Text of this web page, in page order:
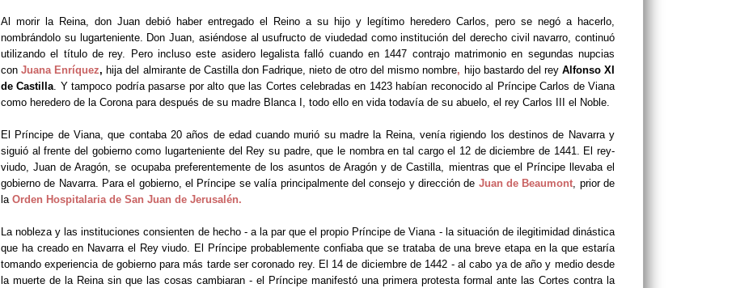
Al morir la Reina, don Juan debió haber entregado el Reino a su hijo y legítimo heredero Carlos, pero se negó a hacerlo,
nombrándolo su lugarteniente. Don Juan, asiéndose al usufructo de viudedad como institución del derecho civil navarro, continuó
utilizando el título de rey. Pero incluso este asidero legalista falló cuando en 1447 contrajo matrimonio en segundas nupcias
conJuana Enríquez, hija del almirante de Castilla don Fadrique, nieto de otro del mismo nombre, hijo bastardo del rey Alfonso XI
de Castilla. Y tampoco podría pasarse por alto que las Cortes celebradas en 1423 habían reconocido al Príncipe Carlos de Viana
como heredero de la Corona para después de su madre Blanca I, todo ello en vida todavía de su abuelo, el rey Carlos III el Noble.
El Príncipe de Viana, que contaba 20 años de edad cuando murió su madre la Reina, venía rigiendo los destinos de Navarra y
siguió al frente del gobierno como lugarteniente del Rey su padre, que le nombra en tal cargo el 12 de diciembre de 1441. El rey-
viudo, Juan de Aragón, se ocupaba preferentemente de los asuntos de Aragón y de Castilla, mientras que el Príncipe llevaba el
gobierno de Navarra. Para el gobierno, el Príncipe se valía principalmente del consejo y dirección de Juan de Beaumont, prior de
la Orden Hospitalaria de San Juan de Jerusalén.
La nobleza y las instituciones consienten de hecho - a la par que el propio Príncipe de Viana - la situación de ilegitimidad dinástica
que ha creado en Navarra el Rey viudo. El Príncipe probablemente confiaba que se trataba de una breve etapa en la que estaría
tomando experiencia de gobierno para más tarde ser coronado rey. El 14 de diciembre de 1442 - al cabo ya de año y medio desde
la muerte de la Reina sin que las cosas cambiaran - el Príncipe manifestó una primera protesta formal ante las Cortes contra la